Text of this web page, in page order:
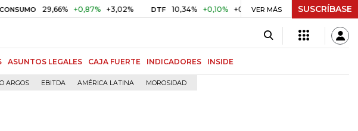
29,66% +0,87% +3,02% DTF 10,34% +0,10% +0,98% UVR $ 416,86 +$ 0,05
VER MÁS SUSCRÍBASE
ASUNTOS LEGALES CAJA FUERTE INDICADORES INSIDE
ARGOS EBITDA AMÉRICA LATINA MOROSIDAD